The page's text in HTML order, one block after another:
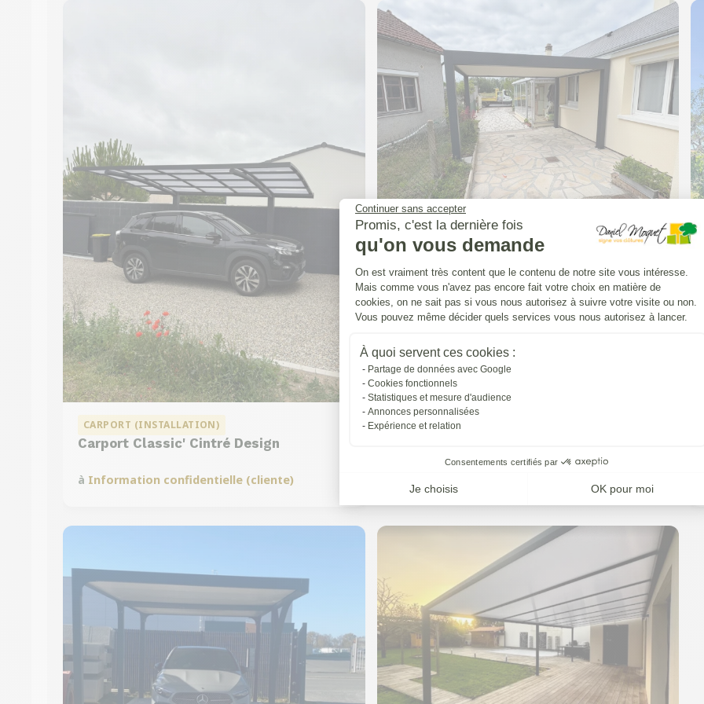
Continuer sans accepter
Promis, c'est la dernière fois
qu'on vous demande
Plateforme de Gestion du
On est vraiment très content que le contenu de notre site vous intéresse.
Mais comme vous n'avez pas encore fait votre choix en matière de
cookies, on ne sait pas si vous nous autorisez à suivre votre visite ou non.
Vous pouvez même décider quels services vous nous autorisez à lancer.
À quoi servent ces cookies :
Partage de données avec Google
Cookies fonctionnels
Statistiques et mesure d'audience
Annonces personnalisées
Expérience et relation
Consentements certifiés par
Je choisis OK pour moi
Axeptio consent
CARPORT (INSTALLATION)
Carport Classic' Cintré Design
à Information confidentielle (cliente)
CARPORT (INSTALLATION)
Carport Classic'
àMorée